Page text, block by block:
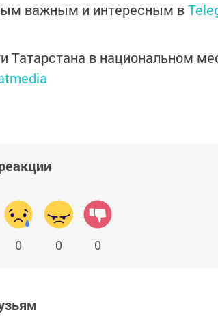
важным и интересным в
Татарстана в национальном
0 0 0